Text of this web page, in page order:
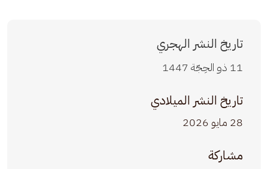
تاريخ النشر الهجري
11 ذو الحِجّة 1447
تاريخ النشر الميلادي
28 مايو 2026
مشاركة